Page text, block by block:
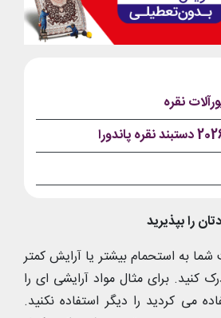
نقره
شما به استحمام بیشتر یا آرایش کمتر
کنید. برای مثال مواد آرایشی ای را
استفاده می کردید را دیگر استفاده نکنید.